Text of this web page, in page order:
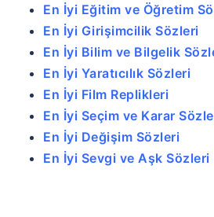
En İyi Eğitim ve Öğretim
En İyi Girişimcilik Sözleri
En İyi Bilim ve Bilgelik
En İyi Yaratıcılık Sözleri
En İyi Film Replikleri
En İyi Seçim ve Karar
En İyi Değişim Sözleri
En İyi Sevgi ve Aşk Sözleri